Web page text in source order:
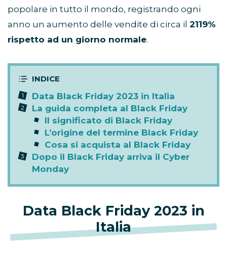
popolare in tutto il mondo, registrando ogni
anno un aumento delle vendite di circa il 2119%
rispetto ad un giorno normale.
Data Black Friday 2023 in Italia
La guida completa al Black Friday
Il significato di Black Friday
L’origine del termine Black Friday
Cosa si acquista al Black Friday
Dopo il Black Friday arriva il Cyber
Monday
Data Black Friday 2023 in
Italia